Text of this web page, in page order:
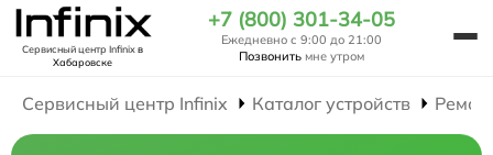
Сервисный центр Infinixв
Хабаровске
+7 (800) 301-34-05
Ежедневно с 9:00 до 21:00
Позвонить мне утром
Сервисный центр Infinix Каталог устройств